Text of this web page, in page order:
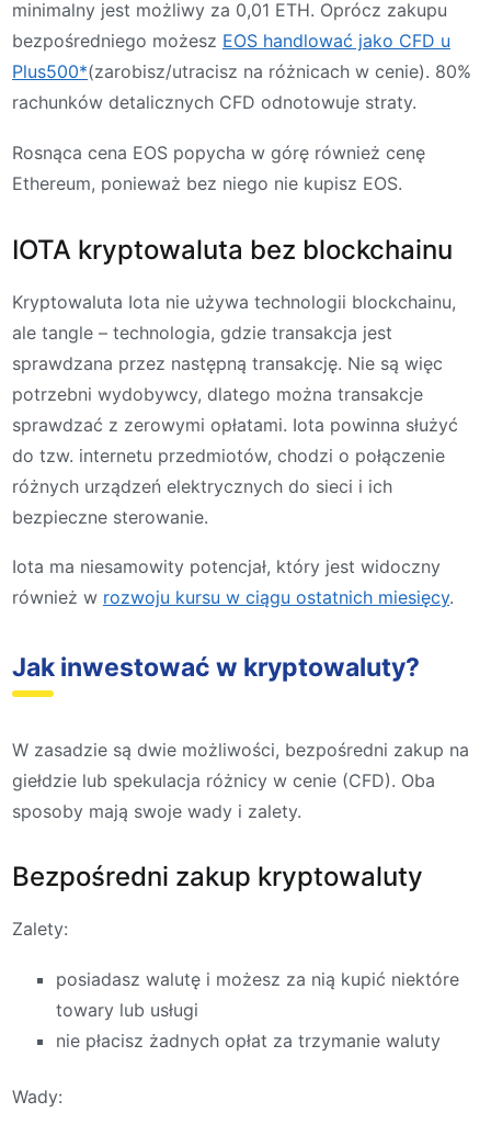
minimalny jest możliwy za 0,01 ETH. Oprócz zakupu
bezpośredniego możesz EOS handlować jako CFD u
Plus500*(zarobisz/utracisz na różnicach w cenie). 80%
rachunków detalicznych CFD odnotowuje straty.
Rosnąca cena EOS popycha w górę również cenę
Ethereum, ponieważ bez niego nie kupisz EOS.
IOTA kryptowaluta bez blockchainu
Kryptowaluta Iota nie używa technologii blockchainu,
ale tangle – technologia, gdzie transakcja jest
sprawdzana przez następną transakcję. Nie są więc
potrzebni wydobywcy, dlatego można transakcje
sprawdzać z zerowymi opłatami. Iota powinna służyć
do tzw. internetu przedmiotów, chodzi o połączenie
różnych urządzeń elektrycznych do sieci i ich
bezpieczne sterowanie.
Iota ma niesamowity potencjał, który jest widoczny
również w rozwoju kursu w ciągu ostatnich miesięcy.
Jak inwestować w kryptowaluty?
W zasadzie są dwie możliwości, bezpośredni zakup na
giełdzie lub spekulacja różnicy w cenie (CFD). Oba
sposoby mają swoje wady i zalety.
Bezpośredni zakup kryptowaluty
Zalety:
posiadasz walutę i możesz za nią kupić niektóre
towary lub usługi
nie płacisz żadnych opłat za trzymanie waluty
Wady: